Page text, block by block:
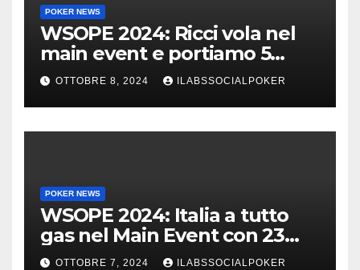
POKER NEWS
WSOPE 2024: Ricci vola nel
main event e portiamo 5
azzurri al day 4
OTTOBRE 8, 2024 ILABSSOCIALPOKER
POKER NEWS
WSOPE 2024: Italia a tutto
gas nel Main Event con 23
azzurri al day 3
OTTOBRE 7, 2024 ILABSSOCIALPOKER